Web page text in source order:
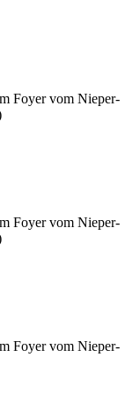
Foyer vom Nieper-
Foyer vom Nieper-
Foyer vom Nieper-